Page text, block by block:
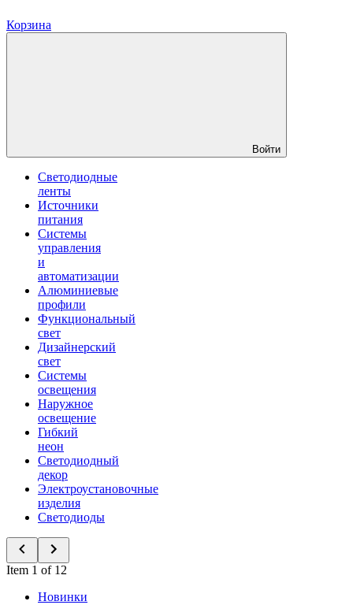
Корзина
Войти
Светодиодные
ленты
Источники
питания
Системы
управления
и
автоматизации
Алюминиевые
профили
Функциональный
свет
Дизайнерский
свет
Системы
освещения
Наружное
освещение
Гибкий
неон
Светодиодный
декор
Электроустановочные
изделия
Светодиоды
Item 1 of 12
Новинки